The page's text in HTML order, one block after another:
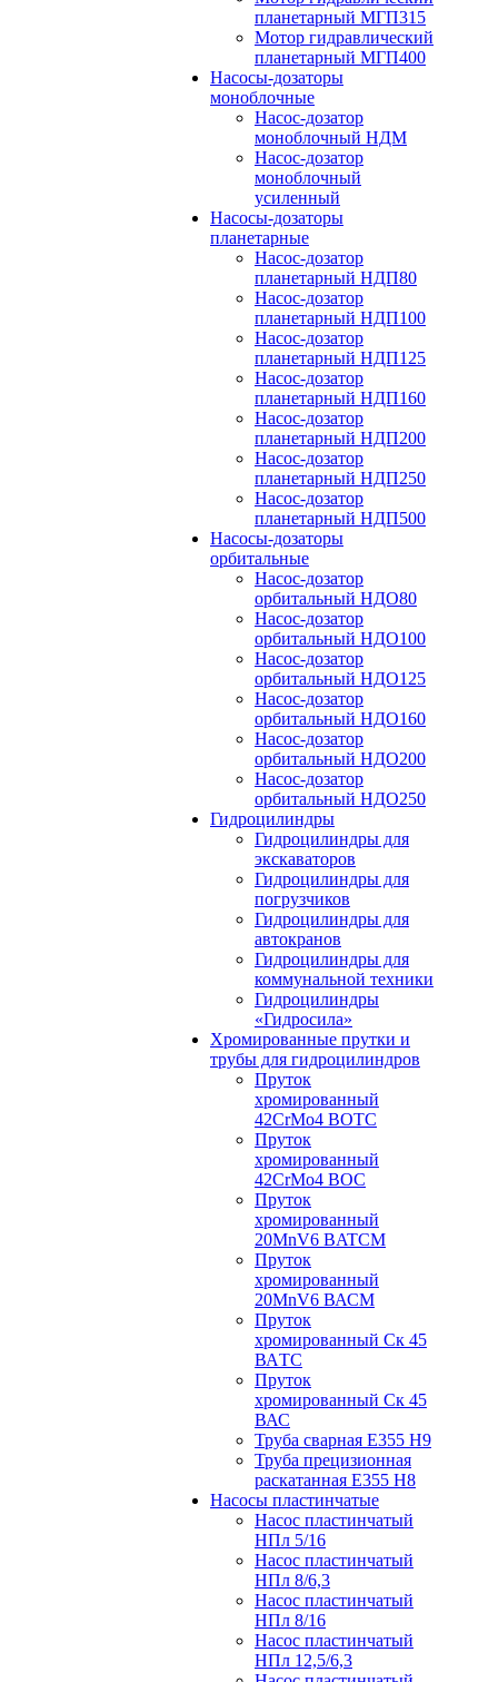
планетарный МГП315
Мотор гидравлический
планетарный МГП400
Насосы-дозаторы
моноблочные
Насос-дозатор
моноблочный НДМ
Насос-дозатор
моноблочный
усиленный
Насосы-дозаторы
планетарные
Насос-дозатор
планетарный НДП80
Насос-дозатор
планетарный НДП100
Насос-дозатор
планетарный НДП125
Насос-дозатор
планетарный НДП160
Насос-дозатор
планетарный НДП200
Насос-дозатор
планетарный НДП250
Насос-дозатор
планетарный НДП500
Насосы-дозаторы
орбитальные
Насос-дозатор
орбитальный НДО80
Насос-дозатор
орбитальный НДО100
Насос-дозатор
орбитальный НДО125
Насос-дозатор
орбитальный НДО160
Насос-дозатор
орбитальный НДО200
Насос-дозатор
орбитальный НДО250
Гидроцилиндры
Гидроцилиндры для
экскаваторов
Гидроцилиндры для
погрузчиков
Гидроцилиндры для
автокранов
Гидроцилиндры для
коммунальной техники
Гидроцилиндры
«Гидросила»
Хромированные прутки и
трубы для гидроцилиндров
Пруток
хромированный
42CrMo4 BOTC
Пруток
хромированный
42CrMo4 BOC
Пруток
хромированный
20MnV6 BATCM
Пруток
хромированный
20MnV6 ВАСM
Пруток
хромированный Ск 45
ВАTС
Пруток
хромированный Ск 45
ВАС
Труба сварная Е355 H9
Труба прецизионная
раскатанная E355 H8
Насосы пластинчатые
Насос пластинчатый
НПл 5/16
Насос пластинчатый
НПл 8/6,3
Насос пластинчатый
НПл 8/16
Насос пластинчатый
НПл 12,5/6,3